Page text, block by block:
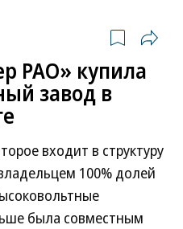
РАО» купила
завод в
входит в структуру
100% долей
была совместным